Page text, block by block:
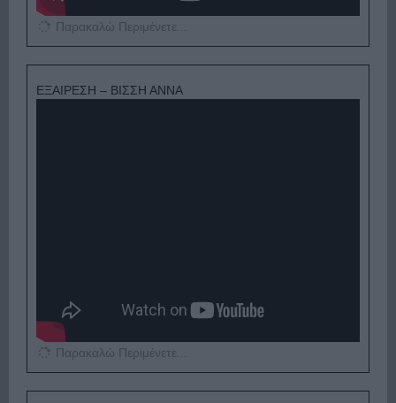
Παρακαλώ Περιμένετε...
ΕΞΑΙΡΕΣΗ – ΒΙΣΣΗ ΑΝΝΑ
Παρακαλώ Περιμένετε...